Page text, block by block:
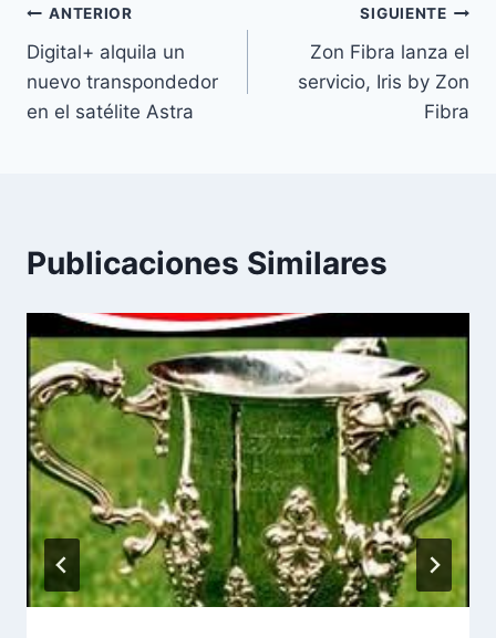
Navegación
de
entradas
ANTERIOR
Digital+ alquila un
nuevo transpondedor
en el satélite Astra
SIGUIENTE
Zon Fibra lanza el
servicio, Iris by Zon
Fibra
Publicaciones Similares